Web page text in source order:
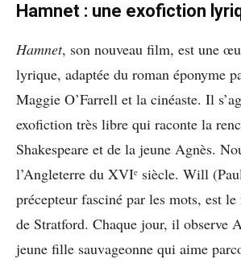
Hamnet : une exofiction
Hamnet, son nouveau film, est une
lyrique, adaptée du roman éponyme
Maggie O’Farrell et la cinéaste. Il
exofiction très libre qui raconte la
Shakespeare et de la jeune Agnès.
l’Angleterre du XVIᵉ siècle. Will
précepteur fasciné par les mots, est
de Stratford. Chaque jour, il observe
jeune fille sauvageonne qui aime